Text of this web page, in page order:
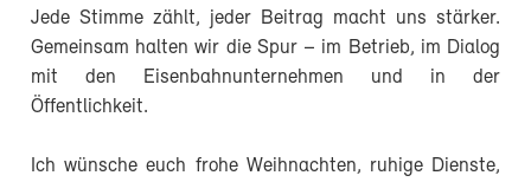
Jede Stimme zählt, jeder Beitrag macht uns stärker.
Gemeinsam halten wir die Spur – im Betrieb, im Dialog
mit den Eisenbahnunternehmen und in der
Öffentlichkeit.
Ich wünsche euch frohe Weihnachten, ruhige Dienste,